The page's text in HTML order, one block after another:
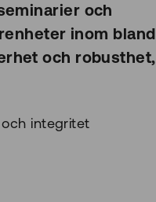
och
inom bland
och robusthet,
och integritet